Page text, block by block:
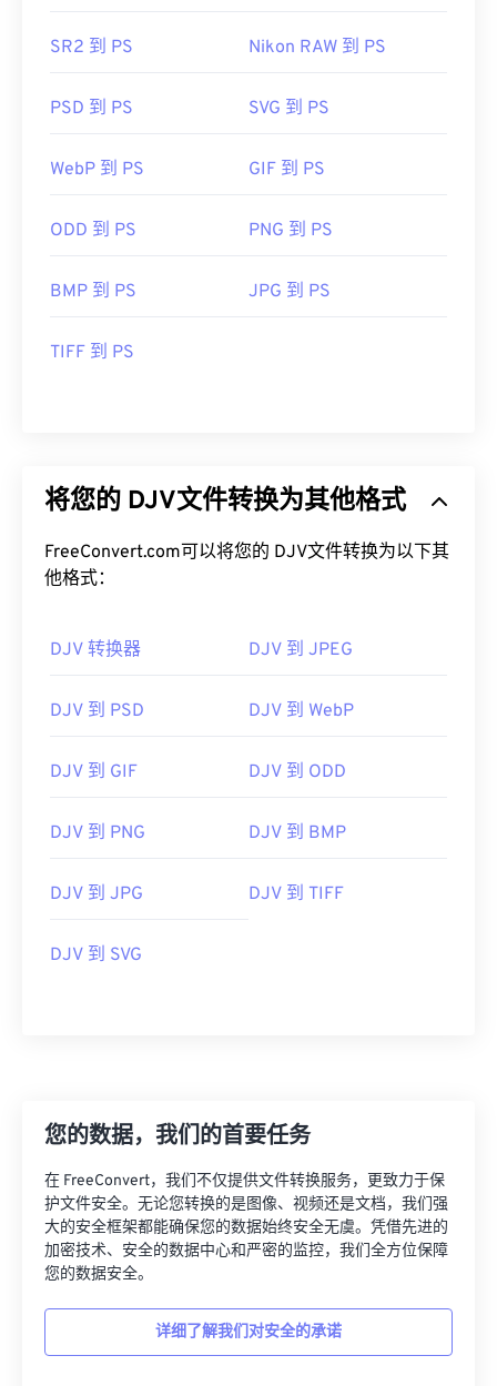
SR2 到 PS Nikon RAW 到 PS
PSD 到 PS SVG 到 PS
WebP 到 PS GIF 到 PS
ODD 到 PS PNG 到 PS
BMP 到 PS JPG 到 PS
TIFF 到 PS
将您的 DJV文件转换为其他格式
FreeConvert.com可以将您的 DJV文件转换为以下其
他格式：
DJV 转换器 DJV 到 JPEG
DJV 到 PSD DJV 到 WebP
DJV 到 GIF DJV 到 ODD
DJV 到 PNG DJV 到 BMP
DJV 到 JPG DJV 到 TIFF
DJV 到 SVG
您的数据，我们的首要任务
在 FreeConvert，我们不仅提供文件转换服务，更致力于保
护文件安全。无论您转换的是图像、视频还是文档，我们强
大的安全框架都能确保您的数据始终安全无虞。凭借先进的
加密技术、安全的数据中心和严密的监控，我们全方位保障
您的数据安全。
详细了解我们对安全的承诺